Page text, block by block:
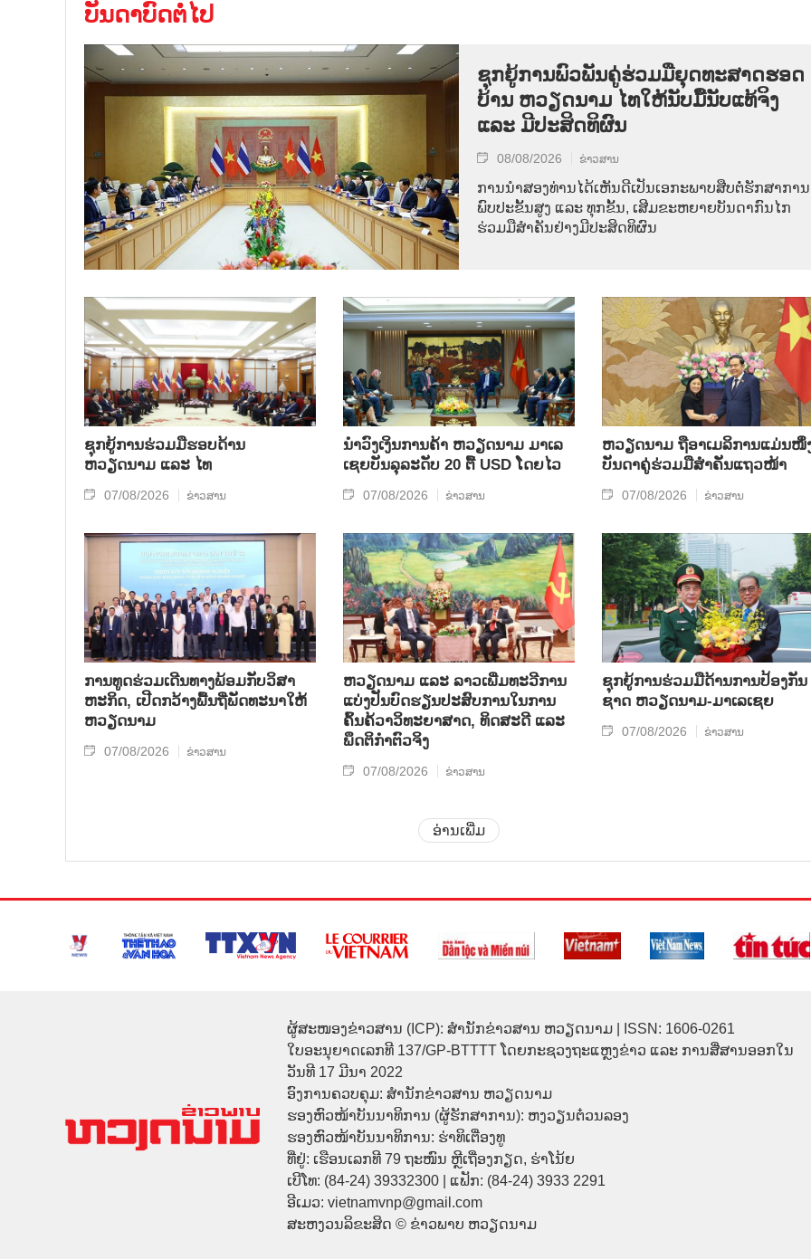
ບັນດາບົດຕໍ່ໄປ
ຊຸກ​ຍູ້​ການ​ພົວ​ພັນ​ຄູ່​ຮ່ວມ​ມື​ຍຸດ​ທະ​ສາດ​ຮອດ​
ບ້ານ ຫວຽດ​ນາມ ໄທ​ໃຫ້​ນັບ​ມື້​ນັບ​ແທ້​ຈິງ
ແລະ ມີ​ປະ​ສິດ​ທິ​ຜົນ
08/08/2026 ຂ່າວສານ
ການ​ນຳ​ສອງ​ທ່ານ​ໄດ້​ເຫັນ​ດີ​ເປັນ​ເອ​ກະ​ພາບ​ສືບ​ຕໍ່​ຮັກ​ສາ​ການ​
ພົບ​ປະ​ຂັ້ນ​ສູງ ແລະ ທຸກ​ຂັ້ນ, ເສີມ​ຂະ​ຫຍາຍ​ບັນ​ດາ​ກົນ​ໄກ​
ຮ່ວມ​ມື​ສຳ​ຄັນ​ຢ່າງ​ມີ​ປະ​ສິດ​ທິ​ຜົນ
ຊຸກຍູ້ການຮ່ວມມືຮອບດ້ານ
ຫວຽດນາມ ແລະ ໄທ
07/08/2026 ຂ່າວສານ
ນຳ​ວົງ​ເງິນ​ການ​ຄ້າ ຫວຽດ​ນາມ ມາ​ເລ​
ເຊຍ​ບັນ​ລຸ​ລະ​ດັບ 20 ຕື້ USD ໂດຍ​ໄວ
07/08/2026 ຂ່າວສານ
ຫ​ວຽດ​ນາມ ຖື​ອາ​ເມ​ລິ​ການ​ແມ່ນ​ໜຶ່
ບັນ​ດາ​ຄູ່​ຮ່ວມ​ມື​ສຳ​ຄັນ​ແຖວ​ໜ້າ
07/08/2026 ຂ່າວສານ
ການ​ທູດ​ຮ່ວມ​ເດີນ​ທາງ​ພ້ອມກັບ​ວິ​ສາ​
ຫະ​ກ​ິດ, ເປີດກວ້າງ​ພື້ນ​ຖີ່​ພັດ​ທະ​ນາ​ໃຫ້​
ຫວຽດ​ນາມ
07/08/2026 ຂ່າວສານ
ຫວຽດ​ນາມ ແລະ ລາວ​ເພີ່ມ​ທະ​ວີ​ການ​
ແບ່​ງ​ປັນ​ບົດ​ຮຽນ​ປະ​ສົບ​ການ​ໃນ​ການ​
ຄົ້ນ​ຄ້​ວາ​ວິ​ທະ​ຍາ​ສາດ, ທິດ​ສະ​ດີ ແລະ
ພຶດ​ຕິ​ກຳຕົວ​ຈິງ
07/08/2026 ຂ່າວສານ
ຊຸກ​ຍູ້​ການ​ຮ່ວມ​ມື​ດ້ານ​ການ​ປ້ອງ​ກັນ​
ຊາດ ຫວຽດ​ນາມ-ມາ​ເລ​ເຊຍ
07/08/2026 ຂ່າວສານ
ອ່ານເພີ່ມ
ຜູ້ສະໜອງຂ່າວສານ (ICP): ສຳນັກຂ່າວສານ ຫວຽດນາມ | ISSN: 1606-0261
ໃບອະນຸຍາດເລກທີ 137/GP-BTTTT ໂດຍກະຊວງຖະແຫຼງຂ່າວ ແລະ ການສື່ສານອອກໃນ
ວັນທີ 17 ມີນາ 2022
ອົງການຄວບຄຸມ: ສຳນັກຂ່າວສານ ຫວຽດນາມ
ຮອງຫົວໜ້າບັນນາທິການ (ຜູ້ຮັກສາການ): ຫງວຽນຕ໋ວນລອງ
ຮອງຫົວໜ້າບັນນາທິການ: ຮ່າທິເຕື່ອງທູ
ທີ່ຢູ່: ເຮືອນເລກທີ 79 ຖະໜົນ ຫຼີເຖື່ອງກຽດ, ຮ່າໂນ້ຍ
ເບີໂທ: (84-24) 39332300 | ແຟັກ: (84-24) 3933 2291
ອີເມວ: vietnamvnp@gmail.com
ສະຫງວນລິຂະສິດ © ຂ່າວພາບ ຫວຽດນາມ